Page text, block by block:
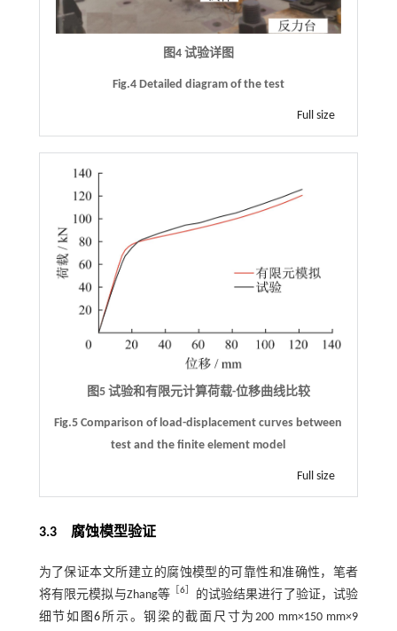
图4 试验详图
Fig.4 Detailed diagram of the test
Full size
图5 试验和有限元计算荷载-位移曲线比较
Fig.5 Comparison of load-displacement curves between
test and the finite element model
Full size
3.3腐蚀模型验证
为了保证本文所建立的腐蚀模型的可靠性和准确性，笔者
将有限元模拟与Zhang等 ［6］
的试验结果进行了验证，试验
细节如 图6 所示。钢梁的截面尺寸为200 mm×150 mm×9